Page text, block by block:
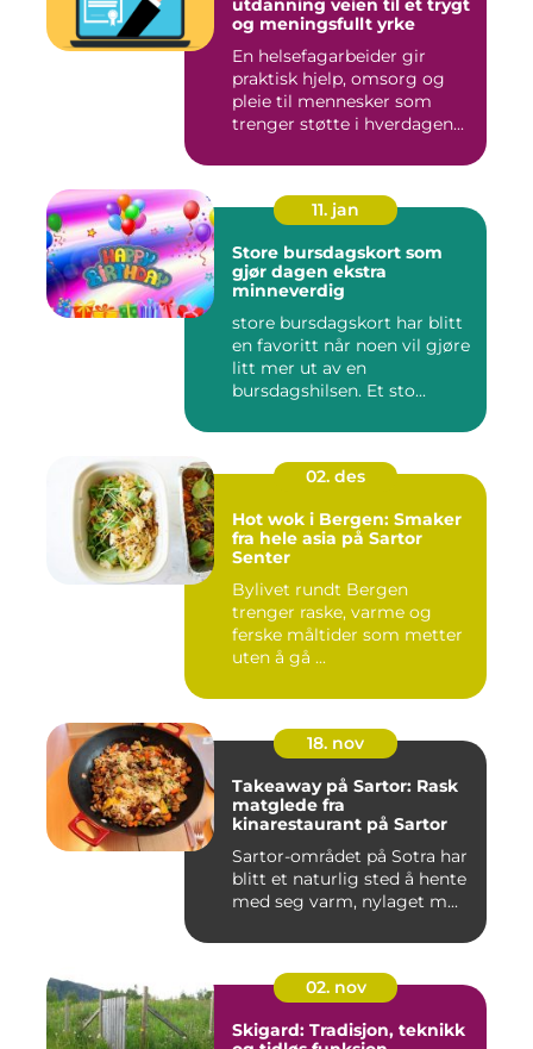
utdanning veien til et trygt
og meningsfullt yrke
En helsefagarbeider gir
praktisk hjelp, omsorg og
pleie til mennesker som
trenger støtte i hverdagen...
11. jan
Store bursdagskort som
gjør dagen ekstra
minneverdig
store bursdagskort har blitt
en favoritt når noen vil gjøre
litt mer ut av en
bursdagshilsen. Et sto...
02. des
Hot wok i Bergen: Smaker
fra hele asia på Sartor
Senter
Bylivet rundt Bergen
trenger raske, varme og
ferske måltider som metter
uten å gå ...
18. nov
Takeaway på Sartor: Rask
matglede fra
kinarestaurant på Sartor
Sartor-området på Sotra har
blitt et naturlig sted å hente
med seg varm, nylaget m...
02. nov
Skigard: Tradisjon, teknikk